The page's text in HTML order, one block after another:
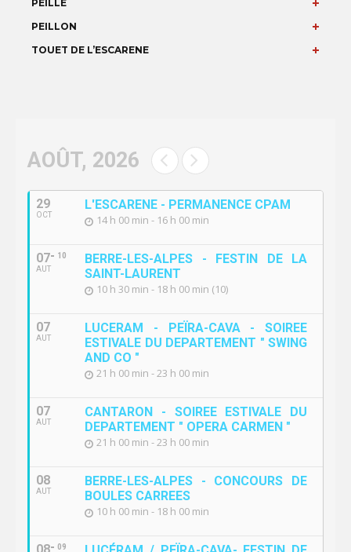
PEILLE
PEILLON
TOUET DE L’ESCARENE
AOÛT, 2026
29
OCT
L'ESCARENE - PERMANENCE CPAM
14 h 00 min - 16 h 00 min
07
AUT
10
BERRE-LES-ALPES - FESTIN DE LA
SAINT-LAURENT
10 h 30 min - 18 h 00 min (10)
07
AUT
LUCERAM - PEÏRA-CAVA - SOIREE
ESTIVALE DU DEPARTEMENT " SWING
AND CO "
21 h 00 min - 23 h 00 min
07
AUT
CANTARON - SOIREE ESTIVALE DU
DEPARTEMENT " OPERA CARMEN "
21 h 00 min - 23 h 00 min
08
AUT
BERRE-LES-ALPES - CONCOURS DE
BOULES CARREES
10 h 00 min - 18 h 00 min
08 09